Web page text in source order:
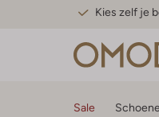
Kies zelf je
Sale